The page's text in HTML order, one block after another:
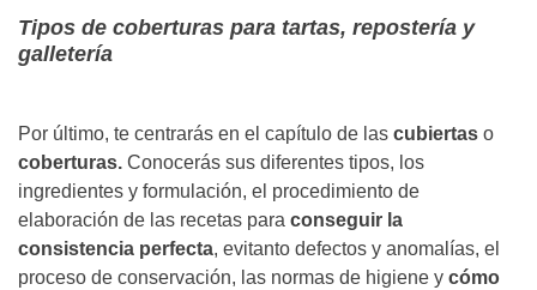
Tipos de coberturas para tartas, repostería y
galletería
Por último, te centrarás en el capítulo de las cubiertas o
coberturas. Conocerás sus diferentes tipos, los
ingredientes y formulación, el procedimiento de
elaboración de las recetas para conseguir la
consistencia perfecta, evitanto defectos y anomalías, el
proceso de conservación, las normas de higiene y cómo